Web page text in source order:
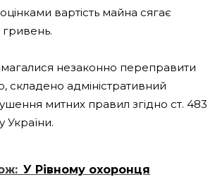
вартість майна сягає
незаконно переправити
складено адміністративний
митних правил згідно ст. 483
України.
У Рівному охоронця